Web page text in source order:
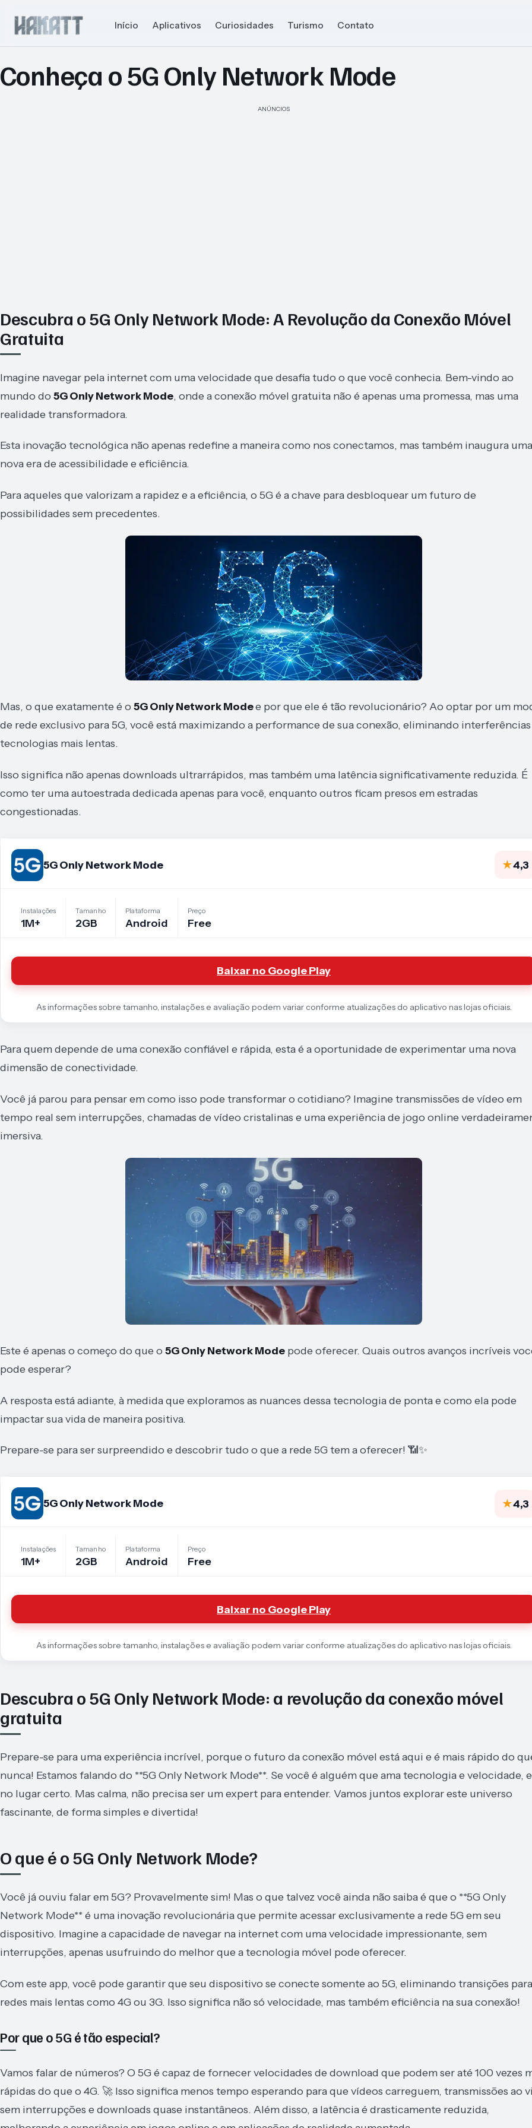
Início Aplicativos Curiosidades Turismo Contato
Conheça o 5G Only Network Mode
ANÚNCIOS
Descubra o 5G Only Network Mode: A Revolução da Conexão Móvel
Gratuita
Imagine navegar pela internet com uma velocidade que desafia tudo o que você conhecia. Bem-vindo ao
mundo do 5G Only Network Mode, onde a conexão móvel gratuita não é apenas uma promessa, mas uma
realidade transformadora.
Esta inovação tecnológica não apenas redefine a maneira como nos conectamos, mas também inaugura uma
nova era de acessibilidade e eficiência.
Para aqueles que valorizam a rapidez e a eficiência, o 5G é a chave para desbloquear um futuro de
possibilidades sem precedentes.
Mas, o que exatamente é o 5G Only Network Modee por que ele é tão revolucionário? Ao optar por um
de rede exclusivo para 5G, você está maximizando a performance de sua conexão, eliminando
tecnologias mais lentas.
Isso significa não apenas downloads ultrarrápidos, mas também uma latência significativamente reduzida. É
como ter uma autoestrada dedicada apenas para você, enquanto outros ficam presos em estradas
congestionadas.
5G Only Network Mode ★4,3
Instalações
1M+
Tamanho
2GB
Plataforma
Android
Preço
Free
Baixar no Google Play
As informações sobre tamanho, instalações e avaliação podem variar conforme atualizações do aplicativo nas lojas oficiais.
Para quem depende de uma conexão confiável e rápida, esta é a oportunidade de experimentar uma nova
dimensão de conectividade.
Você já parou para pensar em como isso pode transformar o cotidiano? Imagine transmissões de vídeo em
tempo real sem interrupções, chamadas de vídeo cristalinas e uma experiência de jogo online
imersiva.
Este é apenas o começo do que o 5G Only Network Mode pode oferecer. Quais outros avanços incríveis
pode esperar?
A resposta está adiante, à medida que exploramos as nuances dessa tecnologia de ponta e como ela pode
impactar sua vida de maneira positiva.
Prepare-se para ser surpreendido e descobrir tudo o que a rede 5G tem a oferecer! 📶✨
5G Only Network Mode ★4,3
Instalações
1M+
Tamanho
2GB
Plataforma
Android
Preço
Free
Baixar no Google Play
As informações sobre tamanho, instalações e avaliação podem variar conforme atualizações do aplicativo nas lojas oficiais.
Descubra o 5G Only Network Mode: a revolução da conexão móvel
gratuita
Prepare-se para uma experiência incrível, porque o futuro da conexão móvel está aqui e é mais rápido do
nunca! Estamos falando do **5G Only Network Mode**. Se você é alguém que ama tecnologia e velocidade,
no lugar certo. Mas calma, não precisa ser um expert para entender. Vamos juntos explorar este universo
fascinante, de forma simples e divertida!
O que é o 5G Only Network Mode?
Você já ouviu falar em 5G? Provavelmente sim! Mas o que talvez você ainda não saiba é que o **5G Only
Network Mode** é uma inovação revolucionária que permite acessar exclusivamente a rede 5G em seu
dispositivo. Imagine a capacidade de navegar na internet com uma velocidade impressionante, sem
interrupções, apenas usufruindo do melhor que a tecnologia móvel pode oferecer.
Com este app, você pode garantir que seu dispositivo se conecte somente ao 5G, eliminando transições para
redes mais lentas como 4G ou 3G. Isso significa não só velocidade, mas também eficiência na sua conexão!
Por que o 5G é tão especial?
Vamos falar de números? O 5G é capaz de fornecer velocidades de download que podem ser até 100 vezes
rápidas do que o 4G. 🚀 Isso significa menos tempo esperando para que vídeos carreguem, transmissões ao
sem interrupções e downloads quase instantâneos. Além disso, a latência é drasticamente reduzida,